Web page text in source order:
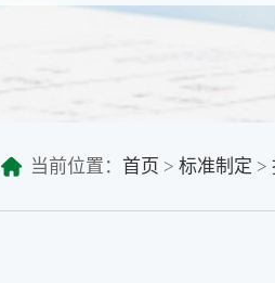
当前位置： 首页 >标准制定 >